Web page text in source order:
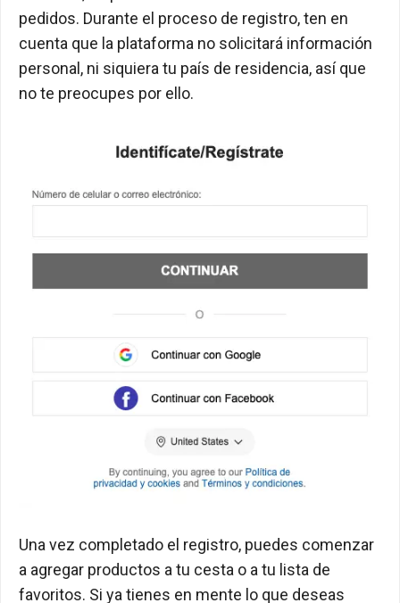
pedidos. Durante el proceso de registro, ten en
cuenta que la plataforma no solicitará información
personal, ni siquiera tu país de residencia, así que
no te preocupes por ello.
Una vez completado el registro, puedes comenzar
a agregar productos a tu cesta o a tu lista de
favoritos. Si ya tienes en mente lo que deseas